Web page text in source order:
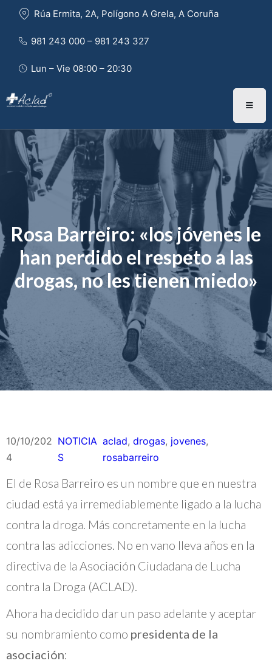
Rúa Ermita, 2A, Polígono A Grela, A Coruña
981 243 000 – 981 243 327
Lun – Vie 08:00 – 20:30
Rosa Barreiro: «los jóvenes le
han perdido el respeto a las
drogas, no les tienen miedo»
10/10/202
4
NOTICIA
S
aclad, drogas, jovenes
rosabarreiro
El de Rosa Barreiro es un nombre que en nuestra
ciudad está ya irremediablemente ligado a la lucha
contra la droga. Más concretamente en la lucha
contra las adicciones. No en vano lleva años en la
directiva de la Asociación Ciudadana de Lucha
contra la Droga (ACLAD).
Ahora ha decidido dar un paso adelante y aceptar
su nombramiento como presidenta de la
asociación: